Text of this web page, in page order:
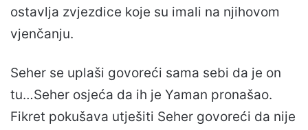
ostavlja zvjezdice koje su imali na njihovom
vjenčanju.
Seher se uplaši govoreći sama sebi da je on
tu…Seher osjeća da ih je Yaman pronašao.
Fikret pokušava utješiti Seher govoreći da nije